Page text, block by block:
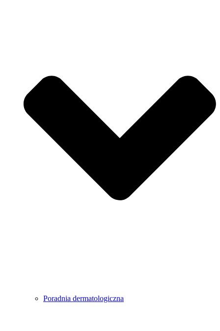
Poradnia dermatologiczna